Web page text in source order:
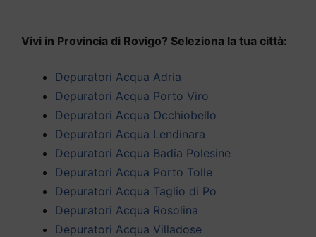
Vivi in Provincia di Rovigo? Seleziona la tua città:
Depuratori Acqua Adria
Depuratori Acqua Porto Viro
Depuratori Acqua Occhiobello
Depuratori Acqua Lendinara
Depuratori Acqua Badia Polesine
Depuratori Acqua Porto Tolle
Depuratori Acqua Taglio di Po
Depuratori Acqua Rosolina
Depuratori Acqua Villadose